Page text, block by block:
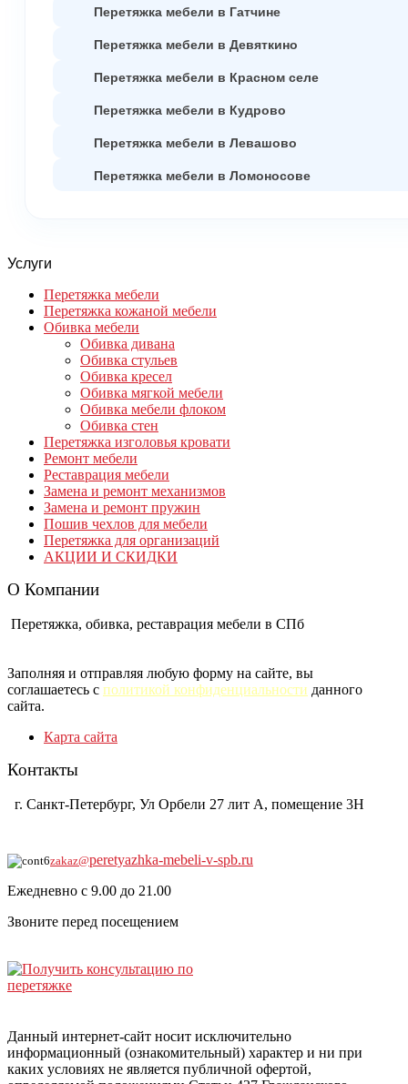
Перетяжка мебели в Гатчине
Перетяжка мебели в Девяткино
Перетяжка мебели в Красном селе
Перетяжка мебели в Кудрово
Перетяжка мебели в Левашово
Перетяжка мебели в Ломоносове
Услуги
Перетяжка мебели
Перетяжка кожаной мебели
Обивка мебели
Обивка дивана
Обивка стульев
Обивка кресел
Обивка мягкой мебели
Обивка мебели флоком
Обивка стен
Перетяжка изголовья кровати
Ремонт мебели
Реставрация мебели
Замена и ремонт механизмов
Замена и ремонт пружин
Пошив чехлов для мебели
Перетяжка для организаций
АКЦИИ И СКИДКИ
О Компании
Перетяжка, обивка, реставрация мебели в СПб
Заполняя и отправляя любую форму на сайте, вы
соглашаетесь с политикой конфиденциальности данного
сайта.
Карта сайта
Контакты
г. Санкт-Петербург, Ул Орбели 27 лит А, помещение 3Н
zakaz@peretyazhka-mebeli-v-spb.ru
Ежедневно с 9.00 до 21.00
Звоните перед посещением
Данный интернет-сайт носит исключительно
информационный (ознакомительный) характер и ни при
каких условиях не является публичной офертой,